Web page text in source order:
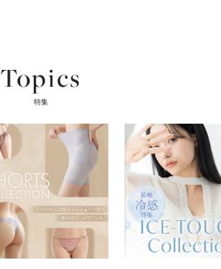
Topics
特集